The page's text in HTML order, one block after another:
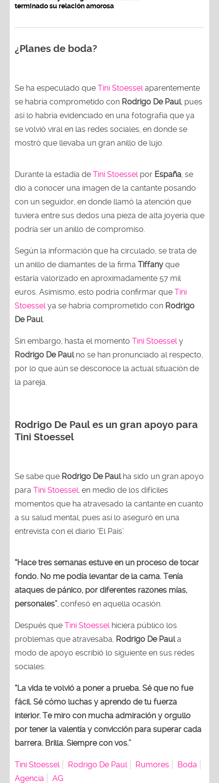
terminado su relación amorosa
¿Planes de boda?
Se ha especulado que Tini Stoessel aparentemente
se habría comprometido con Rodrigo De Paul, pues
así lo habría evidenciado en una fotografía que ya
se volvió viral en las redes sociales, en donde se
mostró que llevaba un gran anillo de lujo.
Durante la estadía de Tini Stoessel por España , se
dio a conocer una imagen de la cantante posando
con un seguidor, en donde llamó la atención que
tuviera entre sus dedos una pieza de alta joyería que
podría ser un anillo de compromiso.
Según la información que ha circulado, se trata de
un anillo de diamantes de la firma Tiffany que
estaría valorizado en aproximadamente 57 mil
euros. Asimismo, esto podría confirmar que Tini
Stoessel ya se habría comprometido con Rodrigo
De Paul.
Sin embargo, hasta el momento Tini Stoessel y
Rodrigo De Paulno se han pronunciado al respecto,
por lo que aún se desconoce la actual situación de
la pareja.
Rodrigo De Paul es un gran apoyo para
Tini Stoessel
Se sabe que Rodrigo De Paulha sido un gran apoyo
para Tini Stoessel , en medio de los difíciles
momentos que ha atravesado la cantante en cuanto
a su salud mental, pues así lo aseguró en una
entrevista con el diario ‘El País’.
“Hace tres semanas estuve en un proceso de tocar
fondo. No me podía levantar de la cama. Tenía
ataques de pánico, por diferentes razones mías,
personales” , confesó en aquella ocasión.
Después que Tini Stoessel hiciera público los
problemas que atravesaba, Rodrigo De Paula
modo de apoyo escribió lo siguiente en sus redes
sociales:
“La vida te volvió a poner a prueba. Sé que no fue
fácil. Sé cómo luchas y aprendo de tu fuerza
interior. Te miro con mucha admiración y orgullo
por tener la valentía y convicción para superar cada
barrera. Brilla. Siempre con vos.”
Tini Stoessel Rodrigo De Paul Rumores
Boda
Agencia
AG